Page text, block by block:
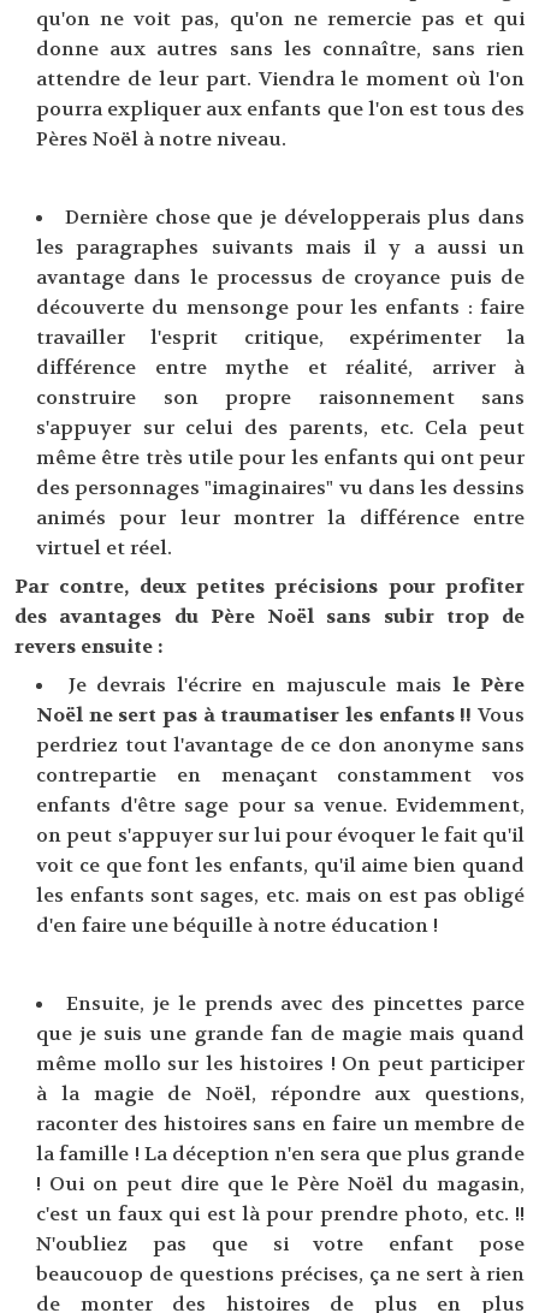
qu'on ne voit pas, qu'on ne remercie pas et qui
donne aux autres sans les connaître, sans rien
attendre de leur part. Viendra le moment où l'on
pourra expliquer aux enfants que l'on est tous des
Pères Noël à notre niveau.
Dernière chose que je développerais plus dans
les paragraphes suivants mais il y a aussi un
avantage dans le processus de croyance puis de
découverte du mensonge pour les enfants : faire
travailler l'esprit critique, expérimenter la
différence entre mythe et réalité, arriver à
construire son propre raisonnement sans
s'appuyer sur celui des parents, etc. Cela peut
même être très utile pour les enfants qui ont peur
des personnages "imaginaires" vu dans les dessins
animés pour leur montrer la différence entre
virtuel et réel.
Par contre, deux petites précisions pour profiter
des avantages du Père Noël sans subir trop de
revers ensuite :
Je devrais l'écrire en majuscule mais le Père
Noël ne sert pas à traumatiser les enfants !! Vous
perdriez tout l'avantage de ce don anonyme sans
contrepartie en menaçant constamment vos
enfants d'être sage pour sa venue. Evidemment,
on peut s'appuyer sur lui pour évoquer le fait qu'il
voit ce que font les enfants, qu'il aime bien quand
les enfants sont sages, etc. mais on est pas obligé
d'en faire une béquille à notre éducation !
Ensuite, je le prends avec des pincettes parce
que je suis une grande fan de magie mais quand
même mollo sur les histoires ! On peut participer
à la magie de Noël, répondre aux questions,
raconter des histoires sans en faire un membre de
la famille ! La déception n'en sera que plus grande
! Oui on peut dire que le Père Noël du magasin,
c'est un faux qui est là pour prendre photo, etc. !!
N'oubliez pas que si votre enfant pose
beaucouop de questions précises, ça ne sert à rien
de monter des histoires de plus en plus